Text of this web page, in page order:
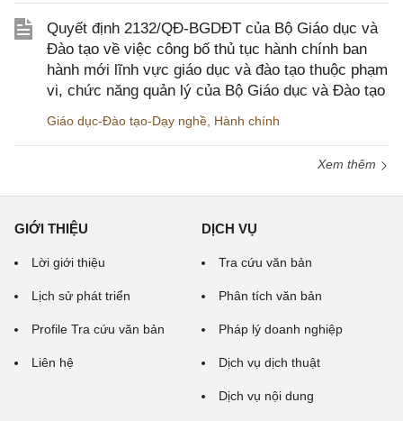
Quyết định 2132/QĐ-BGDĐT của Bộ Giáo dục và
Đào tạo về việc công bố thủ tục hành chính ban
hành mới lĩnh vực giáo dục và đào tạo thuộc phạm
vi, chức năng quản lý của Bộ Giáo dục và Đào tạo
Giáo dục-Đào tạo-Dạy nghề, Hành chính
Xem thêm
GIỚI THIỆU
Lời giới thiệu
Lịch sử phát triển
Profile Tra cứu văn bản
Liên hệ
DỊCH VỤ
Tra cứu văn bản
Phân tích văn bản
Pháp lý doanh nghiệp
Dịch vụ dịch thuật
Dịch vụ nội dung